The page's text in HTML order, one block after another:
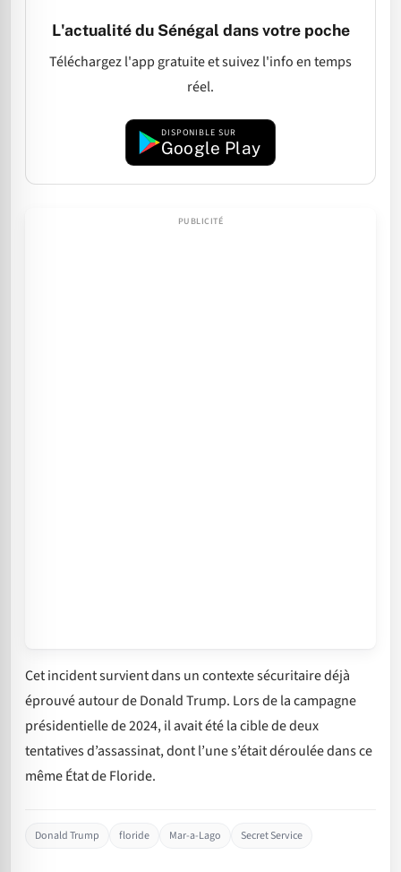
L'actualité du Sénégal dans votre poche
Téléchargez l'app gratuite et suivez l'info en temps
réel.
DISPONIBLE SUR
Google Play
Cet incident survient dans un contexte sécuritaire déjà
éprouvé autour de Donald Trump. Lors de la campagne
présidentielle de 2024, il avait été la cible de deux
tentatives d’assassinat, dont l’une s’était déroulée dans ce
même État de Floride.
Donald Trump floride Mar-a-Lago Secret Service